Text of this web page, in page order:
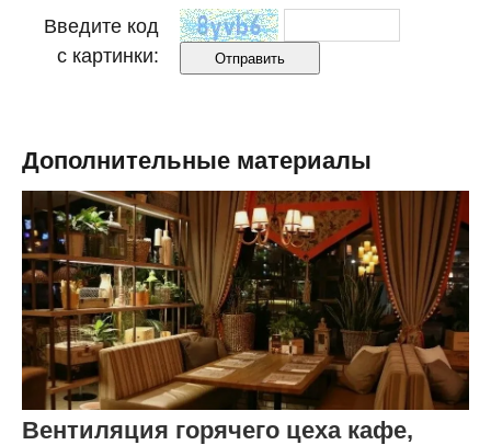
Введите код
с картинки:
Дополнительные материалы
Вентиляция горячего цеха кафе,